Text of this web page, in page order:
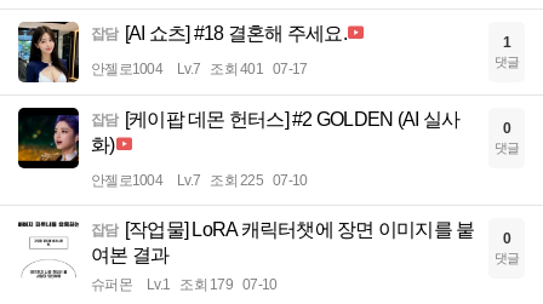
잡담 [AI 쇼츠] #18 결혼해 주세요.
안젤로1004 Lv.7 조회 401 07-17
1
댓글
잡담 [케이팝 데몬 헌터스] #2 GOLDEN (AI 실사
화)
안젤로1004 Lv.7 조회 225 07-10
0
댓글
잡담 [작업물] LoRA 캐릭터챗에 장면 이미지를 붙
여본 결과
슈퍼몬 Lv.1 조회 179 07-10
0
댓글